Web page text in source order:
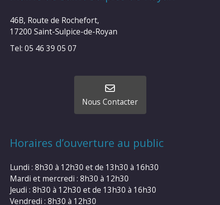
46B, Route de Rochefort,
17200 Saint-Sulpice-de-Royan
Tel: 05 46 39 05 07
Nous Contacter
Horaires d’ouverture au public
Lundi : 8h30 à 12h30 et de 13h30 à 16h30
Mardi et mercredi : 8h30 à 12h30
Jeudi : 8h30 à 12h30 et de 13h30 à 16h30
Vendredi : 8h30 à 12h30